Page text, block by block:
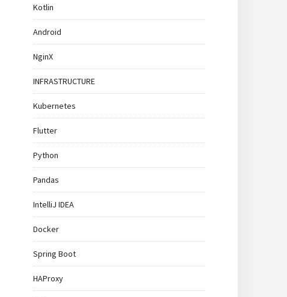
Kotlin
Android
NginX
INFRASTRUCTURE
Kubernetes
Flutter
Python
Pandas
IntelliJ IDEA
Docker
Spring Boot
HAProxy